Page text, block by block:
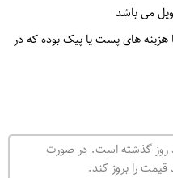
می باشد
هزینه های پست یا پیک بوده که در
روز گذشته است. در صورت
قیمت را بروز کند.